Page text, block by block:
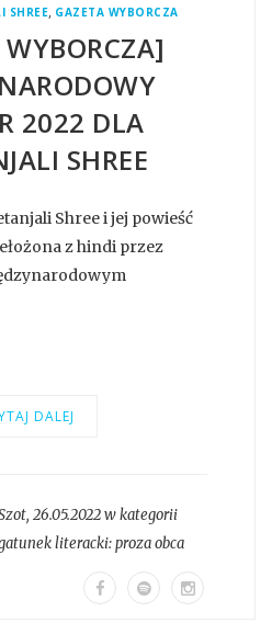
SHREE, GAZETA WYBORCZA
2022 DLA
SHREE
Shree i jej powieść
z hindi przez
DALEJ
, 26.05.2022 w kategorii
literacki:proza obca